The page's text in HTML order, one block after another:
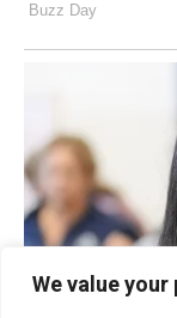
We value